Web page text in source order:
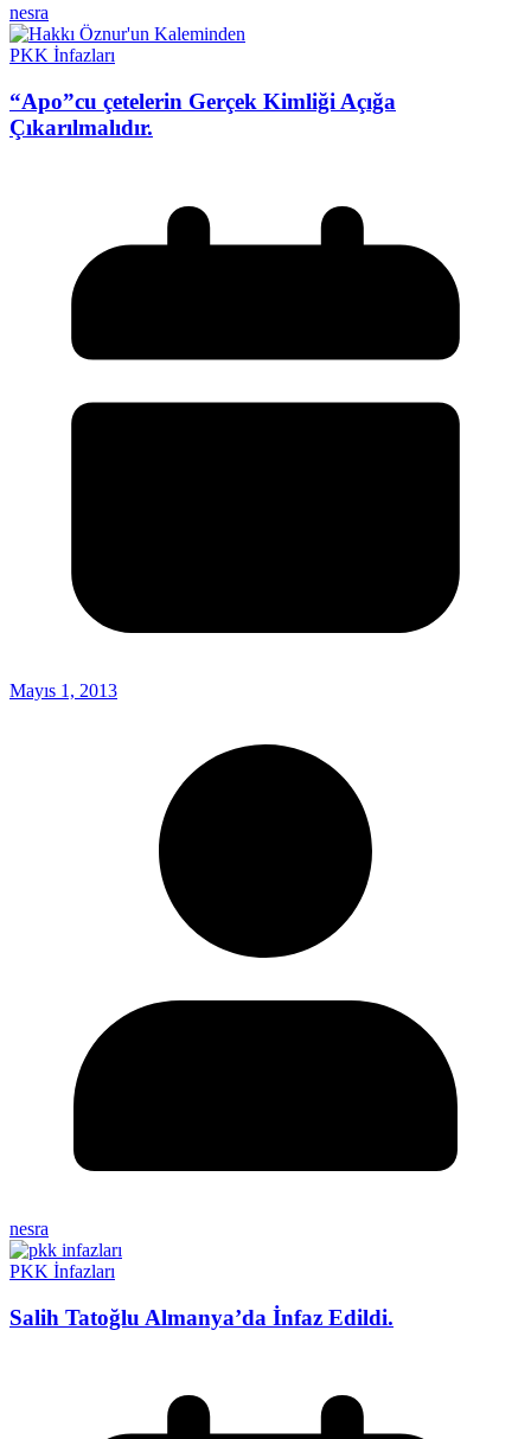
nesra
PKK İnfazları
“Apo”cu çetelerin Gerçek Kimliği Açığa
Çıkarılmalıdır.
Mayıs 1, 2013
nesra
PKK İnfazları
Salih Tatoğlu Almanya’da İnfaz Edildi.